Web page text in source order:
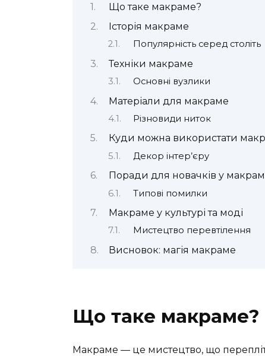
Що таке макраме?
Історія макраме
Популярність серед століть
Техніки макраме
Основні вузлики
Матеріали для макраме
Різновиди ниток
Куди можна використати
Декор інтер’єру
Поради для новачків у
Типові помилки
Макраме у культурі та моді
Мистецтво перевтілення
Висновок: магія макраме
Що таке макраме?
Макраме — це мистецтво, що